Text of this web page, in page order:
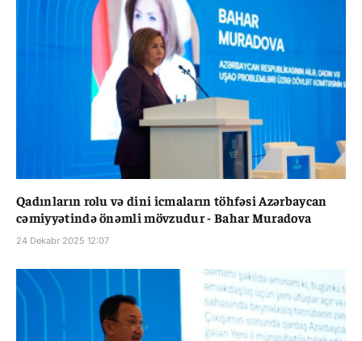
Qadınların rolu və dini icmaların töhfəsi Azərbaycan
cəmiyyətində önəmli mövzudur - Bahar Muradova
24 Dekabr 2025 12:07